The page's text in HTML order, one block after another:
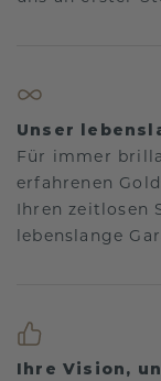
Unser
Für immer
erfahrenen
Ihren zeitlosen
lebenslange
Ihre Vision,